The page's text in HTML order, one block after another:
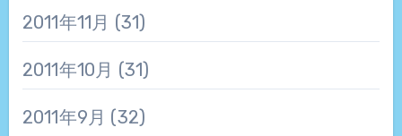
2011年11月 (31)
2011年10月 (31)
2011年9月 (32)